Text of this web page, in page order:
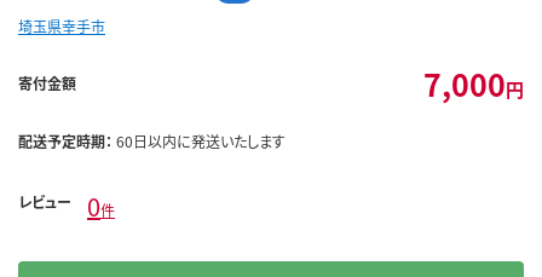
埼玉県幸手市
寄付金額 7,000円
配送予定時期： 60日以内に発送いたします
レビュー 0件